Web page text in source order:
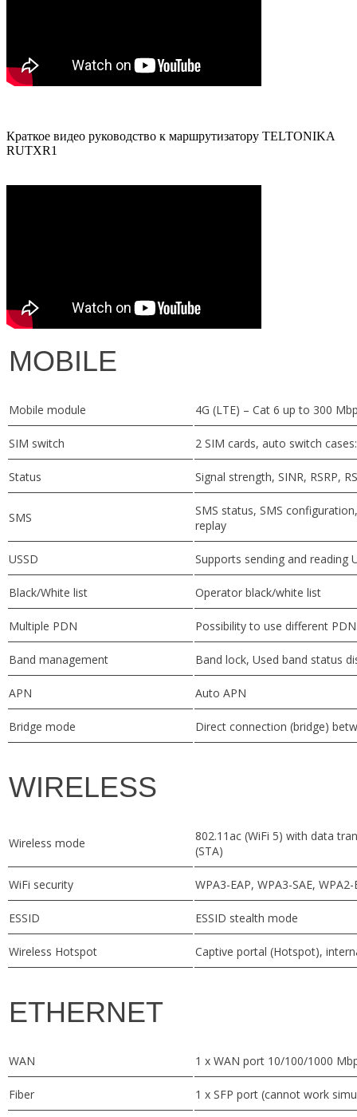
Краткое видео руководство к маршрутизатору TELTONIKA
RUTXR1
MOBILE
Mobile module 4G (LTE) – Cat 6 up to 300
SIM switch 2 SIM cards, auto switch
Status Signal strength, SINR, RSRP,
SMS
SMS status, SMS
replay
USSD Supports sending and reading
Black/White list Operator black/white list
Multiple PDN Possibility to use different
Band management Band lock, Used band status
APN Auto APN
Bridge mode Direct connection (bridge)
WIRELESS
Wireless mode
802.11ac (WiFi 5) with data
(STA)
WiFi security WPA3-EAP, WPA3-SAE,
ESSID ESSID stealth mode
Wireless Hotspot Captive portal (Hotspot),
ETHERNET
WAN 1 x WAN port 10/100/1000
Fiber 1 x SFP port (cannot work